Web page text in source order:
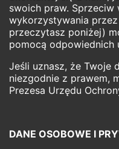
swoich praw. Sprzeciw
wykorzystywania
przeczytasz poniżej)
pomocą odpowiednich
Jeśli uznasz, że Twoje
niezgodnie z prawem,
Prezesa Urzędu
DANE OSOBOWE I